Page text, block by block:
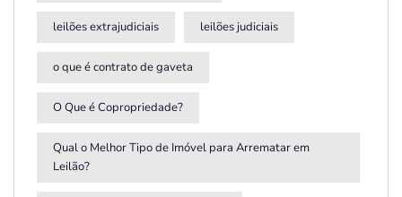
leilões extrajudiciais leilões judiciais
o que é contrato de gaveta
O Que é Copropriedade?
Qual o Melhor Tipo de Imóvel para Arrematar em
Leilão?